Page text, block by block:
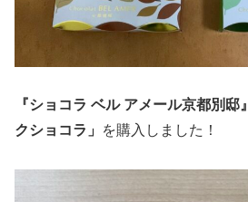
『ショコラ ベル アメール京都別邸』
クショコラ」
を購入しました！